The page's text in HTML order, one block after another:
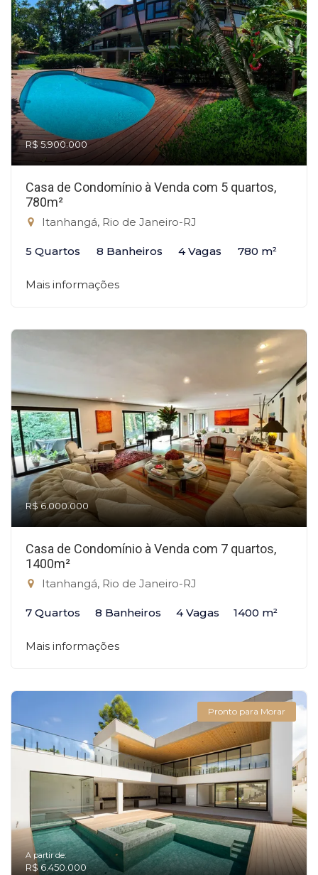
R$ 5.900.000
Casa de Condomínio à Venda com 5 quartos,
780m²
Itanhangá, Rio de Janeiro-RJ
5 Quartos 8 Banheiros 4 Vagas 780 m²
Mais informações
R$ 6.000.000
Casa de Condomínio à Venda com 7 quartos,
1400m²
Itanhangá, Rio de Janeiro-RJ
7 Quartos 8 Banheiros 4 Vagas 1400 m²
Mais informações
Pronto para Morar
A partir de:
R$ 6.450.000